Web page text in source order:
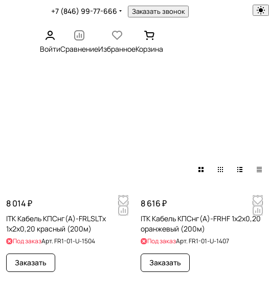
+7 (846) 99-77-666 Заказать звонок
ВойтиСравнениеИзбранноеКорзина
8 014 ₽
ITK Кабель КПСнг(А)-FRLSLTх
1х2х0,20 красный (200м)
Под заказАрт.FR1-01-U-1504
Заказать
8 616 ₽
ITK Кабель КПСнг(А)-FRHF 1х2х0,20
оранжевый (200м)
Под заказАрт.FR1-01-U-1407
Заказать